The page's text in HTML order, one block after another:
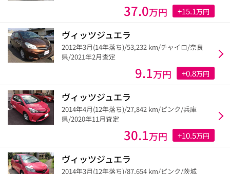
37.0万円 +15.1万円
ヴィッツジュエラ
2012年3月(14年落ち)/53,232 km/チャイロ/奈良
県/2021年2月査定
9.1万円 +0.8万円
ヴィッツジュエラ
2014年4月(12年落ち)/27,842 km/ピンク/兵庫
県/2020年11月査定
30.1万円 +10.5万円
ヴィッツジュエラ
2014年3月(12年落ち)/87,654 km/ピンク/茨城